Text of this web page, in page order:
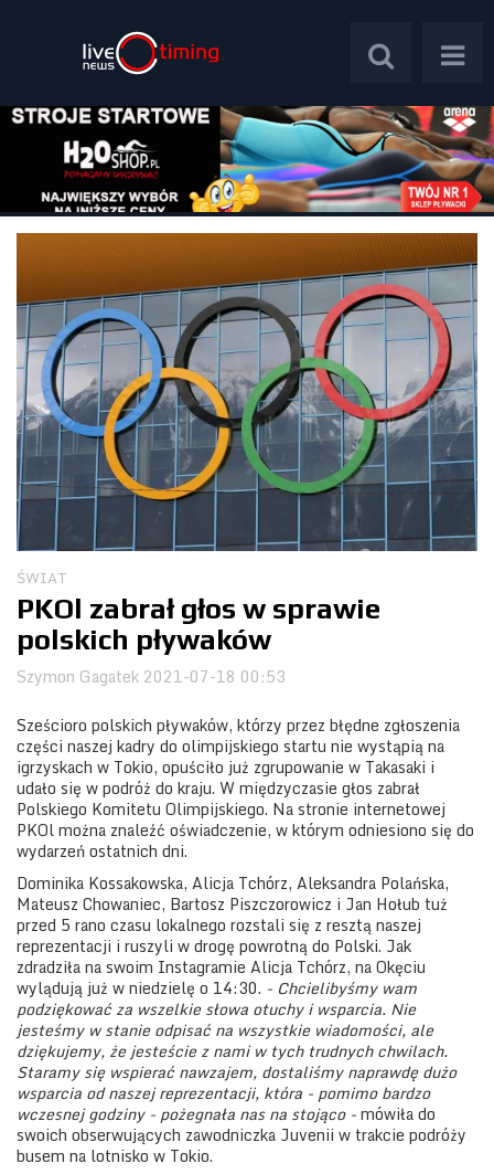
Świat
Wywiady
Plebiscyt
Psychologia
Obozy
ŚWIAT
PKOl zabrał głos w sprawie
polskich pływaków
Szymon Gagatek 2021-07-18 00:53
Sześcioro polskich pływaków, którzy przez błędne zgłoszenia
części naszej kadry do olimpijskiego startu nie wystąpią na
igrzyskach w Tokio, opuściło już zgrupowanie w Takasaki i
udało się w podróż do kraju. W międzyczasie głos zabrał
Polskiego Komitetu Olimpijskiego. Na stronie internetowej
PKOl można znaleźć oświadczenie, w którym odniesiono się do
wydarzeń ostatnich dni.
Dominika Kossakowska, Alicja Tchórz, Aleksandra Polańska,
Mateusz Chowaniec, Bartosz Piszczorowicz i Jan Hołub tuż
przed 5 rano czasu lokalnego rozstali się z resztą naszej
reprezentacji i ruszyli w drogę powrotną do Polski. Jak
zdradziła na swoim Instagramie Alicja Tchórz, na Okęciu
wylądują już w niedzielę o 14:30. - Chcielibyśmy wam
podziękować za wszelkie słowa otuchy i wsparcia. Nie
jesteśmy w stanie odpisać na wszystkie wiadomości, ale
dziękujemy, że jesteście z nami w tych trudnych chwilach.
Staramy się wspierać nawzajem, dostaliśmy naprawdę dużo
wsparcia od naszej reprezentacji, która - pomimo bardzo
wczesnej godziny - pożegnała nas na stojąco -mówiła do
swoich obserwujących zawodniczka Juvenii w trakcie podróży
busem na lotnisko w Tokio.